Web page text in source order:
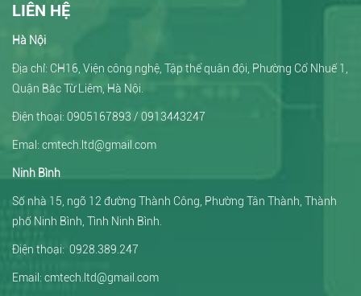
LIÊN HỆ
Hà Nội
Địa chỉ: CH16, Viện công nghệ, Tập thể quân đội, Phường Cổ Nhuế 1,
Quận Bắc Từ Liêm, Hà Nội.
Điện thoại: 0905167893 / 0913443247
Emal: cmtech.ltd@gmail.com
Ninh Bình
Số nhà 15, ngõ 12 đường Thành Công, Phường Tân Thành, Thành
phố Ninh Bình, Tình Ninh Bình.
Điện thoại: 0928.389.247
Email: cmtech.ltd@gmail.com